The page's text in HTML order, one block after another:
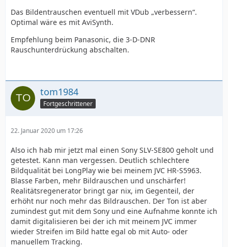
Das Bildentrauschen eventuell mit VDub „verbessern“.
Optimal wäre es mit AviSynth.
Empfehlung beim Panasonic, die 3-D-DNR
Rauschunterdrückung abschalten.
tom1984
Fortgeschrittener
22. Januar 2020 um 17:26
Also ich hab mir jetzt mal einen Sony SLV-SE800 geholt und
getestet. Kann man vergessen. Deutlich schlechtere
Bildqualität bei LongPlay wie bei meinem JVC HR-S5963.
Blasse Farben, mehr Bildrauschen und unschärfer!
Realitätsregenerator bringt gar nix, im Gegenteil, der
erhöht nur noch mehr das Bildrauschen. Der Ton ist aber
zumindest gut mit dem Sony und eine Aufnahme konnte ich
damit digitalisieren bei der ich mit meinem JVC immer
wieder Streifen im Bild hatte egal ob mit Auto- oder
manuellem Tracking.